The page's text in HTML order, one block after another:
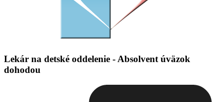
Lekár na detské oddelenie - Absolvent úväzok
dohodou